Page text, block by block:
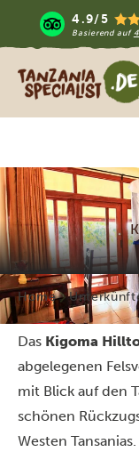
4.9/5
Basierend auf
Tanzania Specialist
Home
Das Kigoma
abgelegenen
mit Blick auf den
schönen
Westen